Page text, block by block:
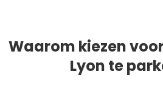
Waarom kiezen
Lyon te